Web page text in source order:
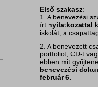
Első szakasz:
1. A benevezési
írt nyilatkozattal
iskolát, a
2. A benevezett
portfóliót, CD-t
ebben mit
benevezési
február 6.